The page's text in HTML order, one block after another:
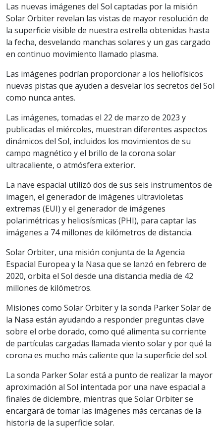
Las nuevas imágenes del Sol captadas por la misión
Solar Orbiter revelan las vistas de mayor resolución de
la superficie visible de nuestra estrella obtenidas hasta
la fecha, desvelando manchas solares y un gas cargado
en continuo movimiento llamado plasma.
Las imágenes podrían proporcionar a los heliofísicos
nuevas pistas que ayuden a desvelar los secretos del Sol
como nunca antes.
Las imágenes, tomadas el 22 de marzo de 2023 y
publicadas el miércoles, muestran diferentes aspectos
dinámicos del Sol, incluidos los movimientos de su
campo magnético y el brillo de la corona solar
ultracaliente, o atmósfera exterior.
La nave espacial utilizó dos de sus seis instrumentos de
imagen, el generador de imágenes ultravioletas
extremas (EUI) y el generador de imágenes
polarimétricas y heliosísmicas (PHI), para captar las
imágenes a 74 millones de kilómetros de distancia.
Solar Orbiter, una misión conjunta de la Agencia
Espacial Europea y la Nasa que se lanzó en febrero de
2020, orbita el Sol desde una distancia media de 42
millones de kilómetros.
Misiones como Solar Orbiter y la sonda Parker Solar de
la Nasa están ayudando a responder preguntas clave
sobre el orbe dorado, como qué alimenta su corriente
de partículas cargadas llamada viento solar y por qué la
corona es mucho más caliente que la superficie del sol.
La sonda Parker Solar está a punto de realizar la mayor
aproximación al Sol intentada por una nave espacial a
finales de diciembre, mientras que Solar Orbiter se
encargará de tomar las imágenes más cercanas de la
historia de la superficie solar.